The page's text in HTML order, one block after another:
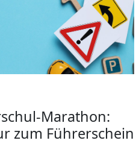
Marathon:
zum Führerschein